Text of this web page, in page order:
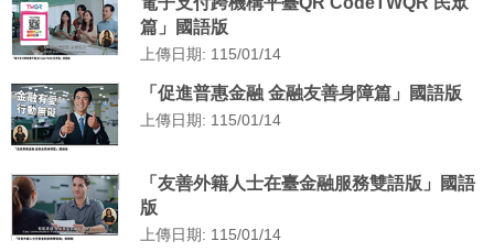
篇」國語版
上傳日期: 115/01/14
「促進普惠金融 金融友善身障篇」國語版
上傳日期: 115/01/14
「友善外籍人士在臺金融服務雙語版」國語
版
上傳日期: 115/01/14